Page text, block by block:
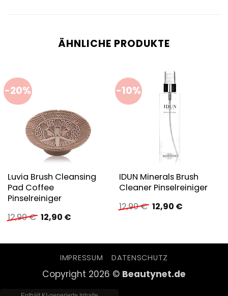
ÄHNLICHE PRODUKTE
-20%
Luvia Brush Cleansing
Pad Coffee
Pinselreiniger
12,90€ Ursprünglicher
Preis
12,90 €
12,90 €Aktueller
12,90 €.
-10%
IDUN Minerals Brush
Cleaner Pinselreiniger
12,90€ Ursprünglicher
Preis
12,90 €Aktueller
IMPRESSUM DATENSCHUTZ
Copyright 2026 © Beautynet.de